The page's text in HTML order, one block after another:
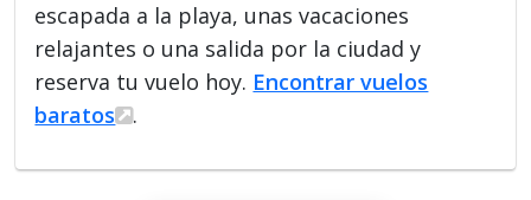
escapada a la playa, unas vacaciones
relajantes o una salida por la ciudad y
reserva tu vuelo hoy. Encontrar vuelos
baratos
.